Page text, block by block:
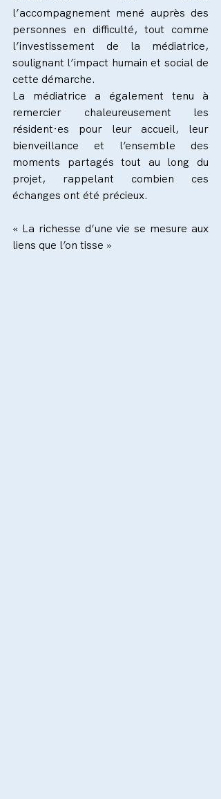
l’accompagnement mené auprès des
personnes en difficulté, tout comme
l’investissement de la médiatrice,
soulignant l’impact humain et social de
cette démarche.
La médiatrice a également tenu à
remercier chaleureusement les
résident·es pour leur accueil, leur
bienveillance et l’ensemble des
moments partagés tout au long du
projet, rappelant combien ces
échanges ont été précieux.
« La richesse d’une vie se mesure aux
liens que l’on tisse »